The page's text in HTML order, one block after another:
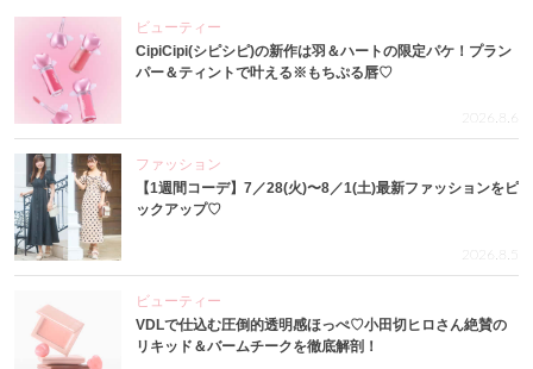
ビューティー
CipiCipi(シピシピ)の新作は羽＆ハートの限定パケ！プラン
パー＆ティントで叶える※もちぷる唇♡
2026.8.6
ファッション
【1週間コーデ】7／28(火)〜8／1(土)最新ファッションをピ
ックアップ♡
2026.8.5
ビューティー
VDLで仕込む圧倒的透明感ほっぺ♡小田切ヒロさん絶賛の
リキッド＆バームチークを徹底解剖！